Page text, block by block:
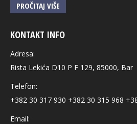
PROČITAJ VIŠE
KONTAKT INFO
Adresa:
Rista Lekića D10 P F 129, 85000, Bar
Telefon:
+382 30 317 930 +382 30 315 968
Email: